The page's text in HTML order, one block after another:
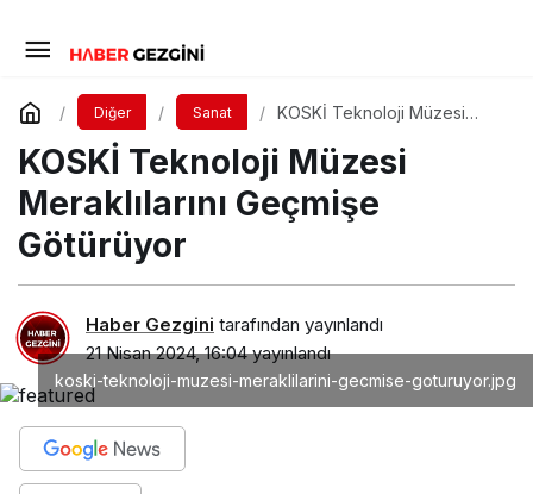
Diğer Sanat
KOSKİ Teknoloji Müzesi
Götürüyor
KOSKİ Teknoloji Müzesi
Meraklılarını Geçmişe
Götürüyor
Haber Gezgini tarafından yayınlandı
21 Nisan 2024, 16:04yayınlandı
koski-teknoloji-muzesi-meraklilarini-gecmise-goturuyor.jpg